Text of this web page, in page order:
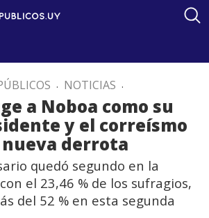
. NOTICIAS .
a Noboa como su
y el correísmo
derrota
quedó segundo en la
el 23,46 % de los sufragios,
del 52 % en esta segunda